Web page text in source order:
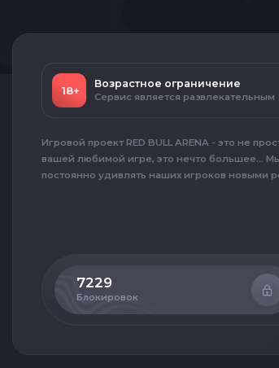
18+
Возрастное ограничение
Сервис является развлекательным
Игровой проект RED BULL ARENA - это не
вашей любимой игре, это нечто большее...
постоянно удивлять наших игроков новыми
7229
Блокировок